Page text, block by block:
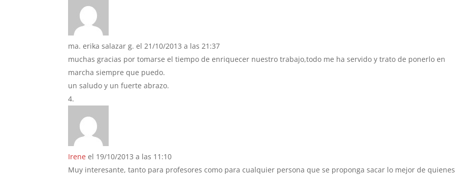
ma. erika salazar g. el 21/10/2013 a las 21:37
muchas gracias por tomarse el tiempo de enriquecer nuestro trabajo,todo me ha servido y trato de ponerlo en
marcha siempre que puedo.
un saludo y un fuerte abrazo.
Irene el 19/10/2013 a las 11:10
Muy interesante, tanto para profesores como para cualquier persona que se proponga sacar lo mejor de quienes